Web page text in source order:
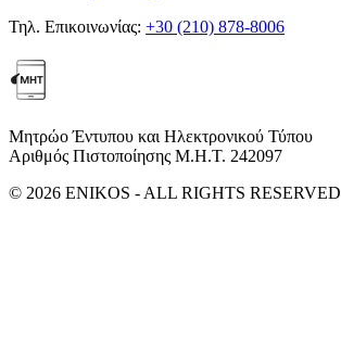
Τηλ. Επικοινωνίας: +30 (210) 878-8006
Μητρώο Έντυπου και Ηλεκτρονικού Τύπου
Αριθμός Πιστοποίησης Μ.Η.Τ. 242097
© 2026 ENIKOS - ALL RIGHTS RESERVED